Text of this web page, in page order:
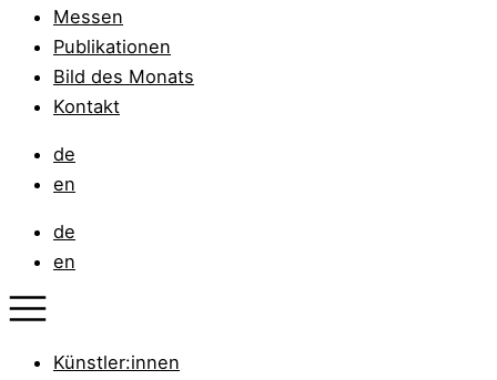
Messen
Publikationen
Bild des Monats
Kontakt
de
en
de
en
Künstler:innen